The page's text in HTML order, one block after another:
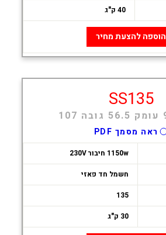
40 ק"ג
הוספה להצעת מחיר
SS135
ראה מסמך PDF
1150w חיבור 230V
חשמל חד פאזי
135
30 ק"ג